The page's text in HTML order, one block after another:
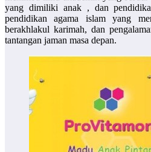
yang dimiliki anak , dan
pendidikan agama islam yang
berakhlakul karimah, dan
tantangan jaman masa depan.